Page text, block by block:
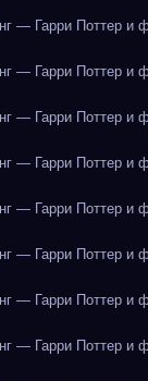
— Гарри Поттер и
— Гарри Поттер и
— Гарри Поттер и
— Гарри Поттер и
— Гарри Поттер и
— Гарри Поттер и
— Гарри Поттер и
— Гарри Поттер и